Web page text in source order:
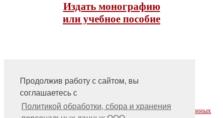
Продолжив работу с сайтом, вы
соглашаетесь с
Политикой обработки, сбора и хранения
Издать монографию
или учебное пособие
На главную
Контакты, учредитель, редакция
Политика обработки, сбора и хранения персональных данных